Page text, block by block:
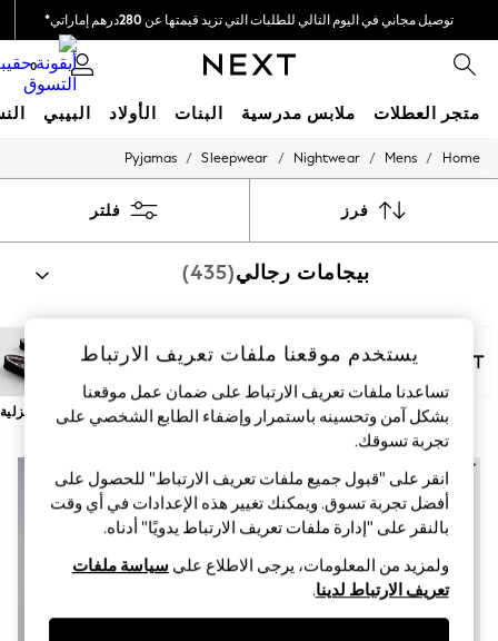
توصيل مجاني في اليوم التالي للطلبات التي تزيد قيمتها عن 280درهم إماراتي*
نحن نقوم بدفع جميع الرسوم 0
متجر العطلات ملابس مدرسية البنات الأولاد البيبي
HOLIDAY SHOP
Modest Holiday Outfits
Occasionwear
Sunset Styles
Occasionwear
Sets & Outfits
Linen Collection
Tops & T-Shirts
Sandals & Sliders
Jumpsuits & Playsuits
Sun Safe
Sun Hats & Caps
Home
/
Mens
/
Nightwear
/
Sleepwear
/
Pyjamas
فرز فلتر
بيجامات رجالي(435)
قطن 100% طويل قصير روب أحذية منزلية
يستخدم موقعنا ملفات تعريف الارتباط
تساعدنا ملفات تعريف الارتباط على ضمان عمل موقعنا
بشكل آمن وتحسينه باستمرار وإضفاء الطابع الشخصي على
تجربة تسوقك.‏
انقر على "قبول جميع ملفات تعريف الارتباط" للحصول على
أفضل تجربة تسوق. ويمكنك تغيير هذه الإعدادات في أي وقت
بالنقر على "إدارة ملفات تعريف الارتباط يدويًا" أدناه.
ولمزيد من المعلومات، يرجى الاطلاع على سياسة ملفات
تعريف الارتباط لدينا.